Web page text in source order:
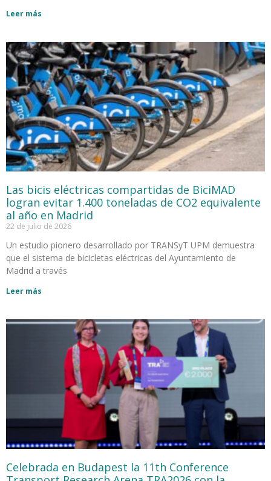
Leer más
Las bicis eléctricas compartidas de BiciMAD
logran evitar 1.400 toneladas de CO2 equivalente
al año en Madrid
22 de julio de 2026
Un estudio pionero desarrollado por TRANSyT UPM demuestra
que el sistema de bicicletas eléctricas del Ayuntamiento de
Madrid a través
Leer más
Celebrada en Budapest la 11th Conference